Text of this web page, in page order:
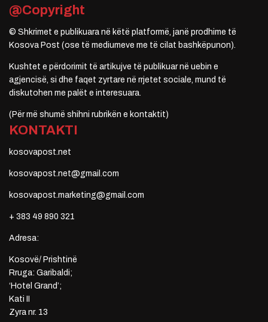
@Copyright
© Shkrimet e publikuara në këtë platformë, janë prodhime të
Kosova Post (ose të mediumeve me të cilat bashkëpunon).
Kushtet e përdorimit të artikujve të publikuar në uebin e
agjencisë, si dhe faqet zyrtare në rrjetet sociale, mund të
diskutohen me palët e interesuara.
(Për më shumë shihni rubrikën e kontaktit)
KONTAKTI
kosovapost.net
kosovapost.net@gmail.com
kosovapost.marketing@gmail.com
+ 383 49 890 321
Adresa:
Kosovë/ Prishtinë
Rruga: Garibaldi;
‘Hotel Grand’;
Kati II
Zyra nr. 13